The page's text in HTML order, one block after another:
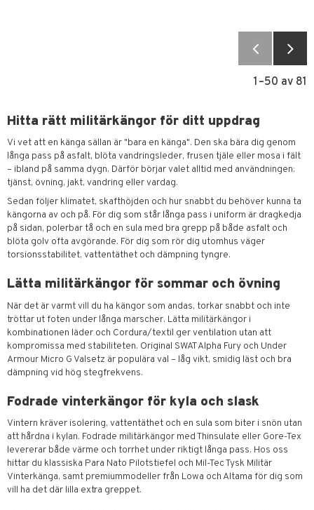
1–50 av 81
Hitta rätt militärkängor för ditt uppdrag
Vi vet att en känga sällan är "bara en känga". Den ska bära dig genom
långa pass på asfalt, blöta vandringsleder, frusen tjäle eller mosa i fält
– ibland på samma dygn. Därför börjar valet alltid med användningen:
tjänst, övning, jakt, vandring eller vardag.
Sedan följer klimatet, skafthöjden och hur snabbt du behöver kunna ta
kängorna av och på. För dig som står långa pass i uniform är dragkedja
på sidan, polerbar tå och en sula med bra grepp på både asfalt och
blöta golv ofta avgörande. För dig som rör dig utomhus väger
torsionsstabilitet, vattentäthet och dämpning tyngre.
Lätta militärkängor för sommar och övning
När det är varmt vill du ha kängor som andas, torkar snabbt och inte
tröttar ut foten under långa marscher. Lätta militärkängor i
kombinationen läder och Cordura/textil ger ventilation utan att
kompromissa med stabiliteten. Original SWAT Alpha Fury och Under
Armour Micro G Valsetz är populära val – låg vikt, smidig läst och bra
dämpning vid hög stegfrekvens.
Fodrade vinterkängor för kyla och slask
Vintern kräver isolering, vattentäthet och en sula som biter i snön utan
att hårdna i kylan. Fodrade militärkängor med Thinsulate eller Gore-Tex
levererar både värme och torrhet under riktigt långa pass. Hos oss
hittar du klassiska Para Nato Pilotstiefel och Mil-Tec Tysk Militär
Vinterkänga, samt premiummodeller från Lowa och Altama för dig som
vill ha det där lilla extra greppet.